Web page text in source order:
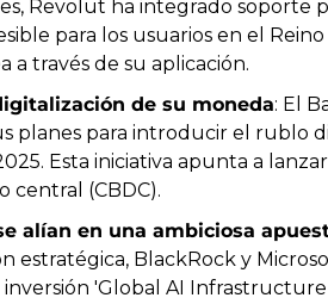
Revolut ha integrado soporte
para los usuarios en el Reino
a través de su aplicación.
de su moneda: El
planes para introducir el rublo
Esta iniciativa apunta a
central (CBDC).
alían en una ambiciosa
estratégica, BlackRock y
'Global AI Infrastructure